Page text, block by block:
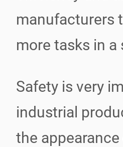
manufacturers
more tasks in
Safety is very
industrial
the